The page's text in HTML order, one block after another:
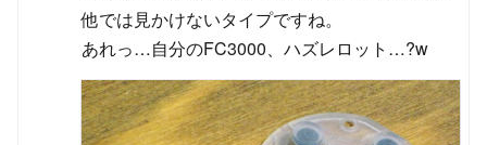
他では見かけないタイプですね。
あれっ…自分のFC3000、ハズレロット…?w